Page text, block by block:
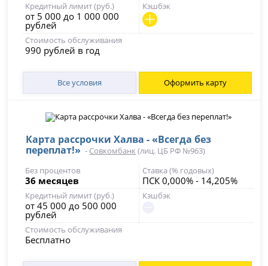
Кредитный лимит (руб.)
от 5 000 до 1 000 000
рублей
Кэшбэк
Стоимость обслуживания
990 рублей в год
Все условия Оформить карту
Карта рассрочки Халва - «Всегда без
переплат!» - Совкомбанк (лиц. ЦБ РФ №963)
Без процентов
36 месяцев
Ставка (% годовых)
ПСК 0,000% - 14,205%
Кредитный лимит (руб.)
от 45 000 до 500 000
рублей
Кэшбэк
Стоимость обслуживания
Бесплатно